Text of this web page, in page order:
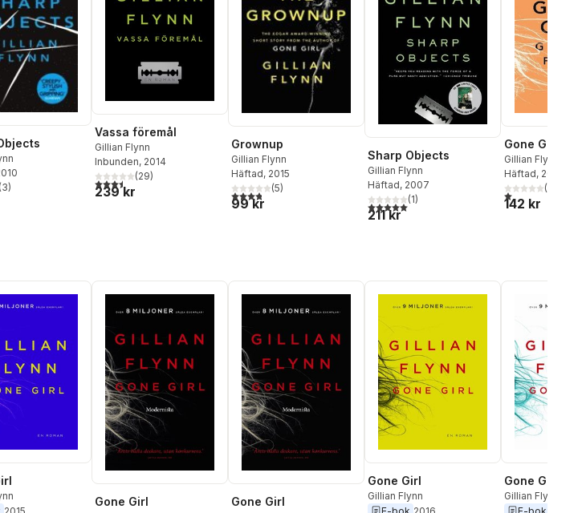
stjärnor. Totalt antal röster:
(3)
Vassa föremål
Gillian Flynn
Inbunden, 2014
3,5utav 5 stjärnor. Totalt antal röster:
(29)
239 kr
Grownup
Gillian Flynn
Häftad, 2015
3,8utav 5 stjärnor. Totalt antal röster:
(5)
99 kr
Sharp Objects
Gillian Flynn
Häftad, 2007
5,0utav 5 stjärnor. Totalt antal röster:
(1)
211 kr
Gone Girl
Gillian Flynn
Häftad, 2013
1,0utav 5(
142 kr
Gone Girl Gone Girl
Gone Girl
Gillian Flynn
Gone Girl
Gillian Flynn